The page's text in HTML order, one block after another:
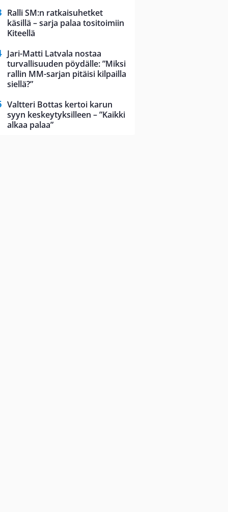
Ralli SM:n ratkaisuhetket
käsillä – sarja palaa tositoimiin
Kiteellä
Jari-Matti Latvala nostaa
turvallisuuden pöydälle: ”Miksi
rallin MM-sarjan pitäisi kilpailla
siellä?”
Valtteri Bottas kertoi karun
syyn keskeytyksilleen – ”Kaikki
alkaa palaa”